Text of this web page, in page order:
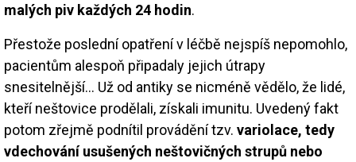
malých piv každých 24 hodin.
Přestože poslední opatření v léčbě nejspíš nepomohlo,
pacientům alespoň připadaly jejich útrapy
snesitelnější… Už od antiky se nicméně vědělo, že lidé,
kteří neštovice prodělali, získali imunitu. Uvedený fakt
potom zřejmě podnítil provádění tzv. variolace, tedy
vdechování usušených neštovičných strupů nebo